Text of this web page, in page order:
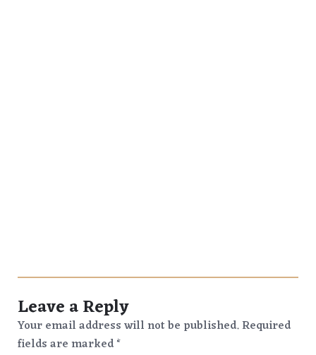
Leave a Reply
Your email address will not be published.Required
fields are marked*